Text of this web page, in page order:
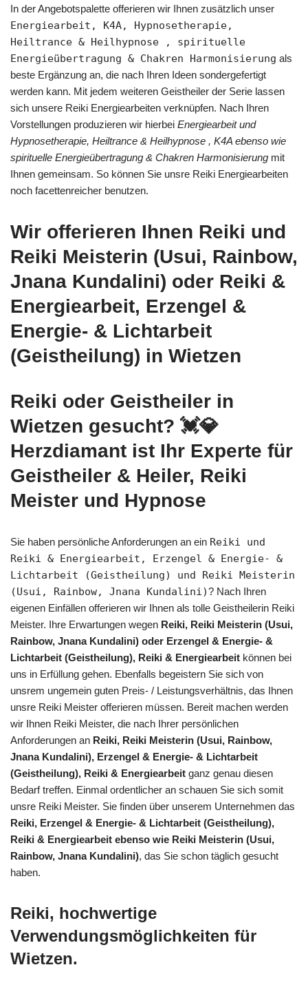
In der Angebotspalette offerieren wir Ihnen zusätzlich unser
Energiearbeit, K4A, Hypnosetherapie,
Heiltrance & Heilhypnose , spirituelle
Energieübertragung & Chakren Harmonisierung als
beste Ergänzung an, die nach Ihren Ideen sondergefertigt
werden kann. Mit jedem weiteren Geistheiler der Serie lassen
sich unsere Reiki Energiearbeiten verknüpfen. Nach Ihren
Vorstellungen produzieren wir hierbei Energiearbeit und
Hypnosetherapie, Heiltrance & Heilhypnose , K4A ebenso wie
spirituelle Energieübertragung & Chakren Harmonisierung mit
Ihnen gemeinsam. So können Sie unsre Reiki Energiearbeiten
noch facettenreicher benutzen.
Wir offerieren Ihnen Reiki und
Reiki Meisterin (Usui, Rainbow,
Jnana Kundalini) oder Reiki &
Energiearbeit, Erzengel &
Energie- & Lichtarbeit
(Geistheilung) in Wietzen
Reiki oder Geistheiler in
Wietzen gesucht? 💓️💎
Herzdiamant ist Ihr Experte für
Geistheiler & Heiler, Reiki
Meister und Hypnose
Sie haben persönliche Anforderungen an ein Reiki und
Reiki & Energiearbeit, Erzengel & Energie- &
Lichtarbeit (Geistheilung) und Reiki Meisterin
(Usui, Rainbow, Jnana Kundalini)? Nach Ihren
eigenen Einfällen offerieren wir Ihnen als tolle Geistheilerin Reiki
Meister. Ihre Erwartungen wegen Reiki, Reiki Meisterin (Usui,
Rainbow, Jnana Kundalini) oder Erzengel & Energie- &
Lichtarbeit (Geistheilung), Reiki & Energiearbeit können bei
uns in Erfüllung gehen. Ebenfalls begeistern Sie sich von
unsrem ungemein guten Preis- / Leistungsverhältnis, das Ihnen
unsre Reiki Meister offerieren müssen. Bereit machen werden
wir Ihnen Reiki Meister, die nach Ihrer persönlichen
Anforderungen an Reiki, Reiki Meisterin (Usui, Rainbow,
Jnana Kundalini), Erzengel & Energie- & Lichtarbeit
(Geistheilung), Reiki & Energiearbeit ganz genau diesen
Bedarf treffen. Einmal ordentlicher an schauen Sie sich somit
unsre Reiki Meister. Sie finden über unserem Unternehmen das
Reiki, Erzengel & Energie- & Lichtarbeit (Geistheilung),
Reiki & Energiearbeit ebenso wie Reiki Meisterin (Usui,
Rainbow, Jnana Kundalini), das Sie schon täglich gesucht
haben.
Reiki, hochwertige
Verwendungsmöglichkeiten für
Wietzen.